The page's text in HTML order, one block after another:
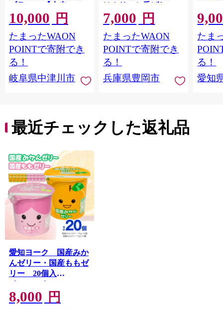
ブラン」 【未来のご
褒美】スイーツ 栗 モ
ンブラン くりきんと
ん デザート ご褒美 お
取り寄せ くり お菓子
10,000 円
たまったWAON
POINTで寄附でき
る！
岐阜県中津川市
はカリッと香ばしい
中はもっちり ラム酒
バニラ お取り寄せ ス
イーツ 焼き菓子 詰め
合わせ ホワイトデー
お返し 冷凍 手作り 化
粧箱入り ギフト TAS
BAKE
7,000 円
たまったWAON
POINTで寄附でき
る！
兵庫県豊岡市
たま
る！
愛知
最近チェックした返礼品
愛知ヨーク 国産みか
んゼリー・国産ももゼ
リー 20個入
［108A10］
8,000 円